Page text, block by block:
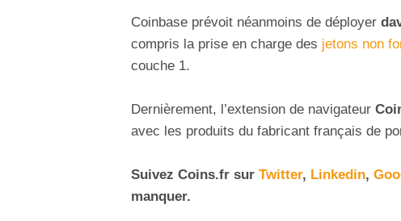
Coinbase prévoit néanmoins de déployer
compris la prise en charge des jetons non
couche 1.
Dernièrement, l’extension de navigateur
avec les produits du fabricant français de
Suivez Coins.fr sur Twitter, Linkedin,
manquer.